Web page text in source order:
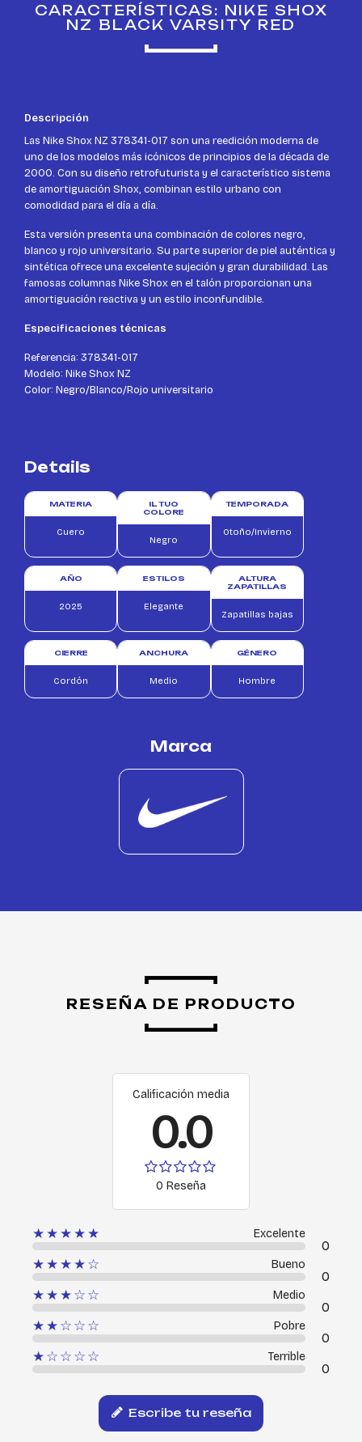
CARACTERÍSTICAS: NIKE SHOX
NZ BLACK VARSITY RED
Descripción
Las Nike Shox NZ 378341-017 son una reedición moderna de
uno de los modelos más icónicos de principios de la década de
2000. Con su diseño retrofuturista y el característico sistema
de amortiguación Shox, combinan estilo urbano con
comodidad para el día a día.
Esta versión presenta una combinación de colores negro,
blanco y rojo universitario. Su parte superior de piel auténtica y
sintética ofrece una excelente sujeción y gran durabilidad. Las
famosas columnas Nike Shox en el talón proporcionan una
amortiguación reactiva y un estilo inconfundible.
Especificaciones técnicas
Referencia: 378341-017
Modelo: Nike Shox NZ
Color: Negro/Blanco/Rojo universitario
Details
MATERIA
Cuero
IL TUO
COLORE
Negro
TEMPORADA
Otoño/Invierno
AÑO
2025
ESTILOS
Elegante
ALTURA
ZAPATILLAS
Zapatillas bajas
CIERRE
Cordón
ANCHURA
Medio
GÉNERO
Hombre
Marca
RESEÑA DE PRODUCTO
Calificación media
0.0
0 Reseña
★★★★★ Excelente
0
★★★★☆
Bueno
0
★★★☆☆
Medio
0
★★☆☆☆
Pobre
0
★☆☆☆☆
Terrible
0
Escribe tu reseña